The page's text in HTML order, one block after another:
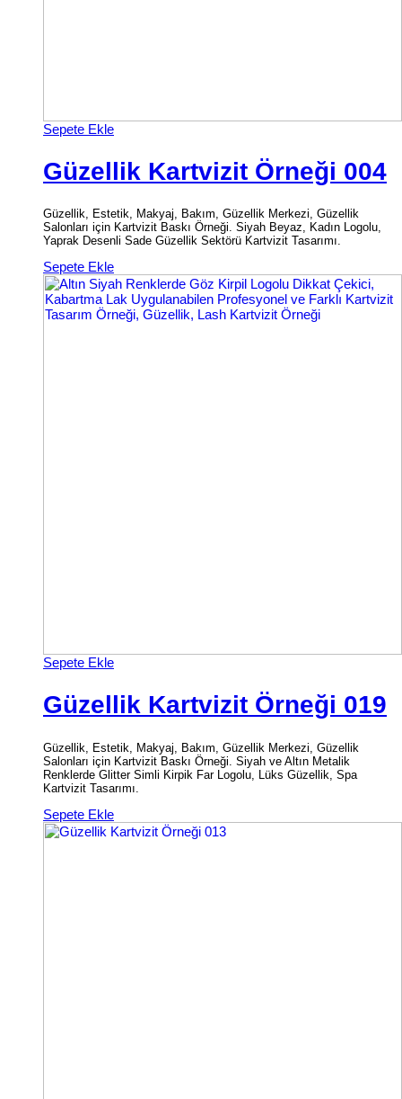
Sepete Ekle
Güzellik Kartvizit Örneği 004
Güzellik, Estetik, Makyaj, Bakım, Güzellik Merkezi, Güzellik
Salonları için Kartvizit Baskı Örneği. Siyah Beyaz, Kadın Logolu,
Yaprak Desenli Sade Güzellik Sektörü Kartvizit Tasarımı.
Sepete Ekle
Sepete Ekle
Güzellik Kartvizit Örneği 019
Güzellik, Estetik, Makyaj, Bakım, Güzellik Merkezi, Güzellik
Salonları için Kartvizit Baskı Örneği. Siyah ve Altın Metalik
Renklerde Glitter Simli Kirpik Far Logolu, Lüks Güzellik, Spa
Kartvizit Tasarımı.
Sepete Ekle